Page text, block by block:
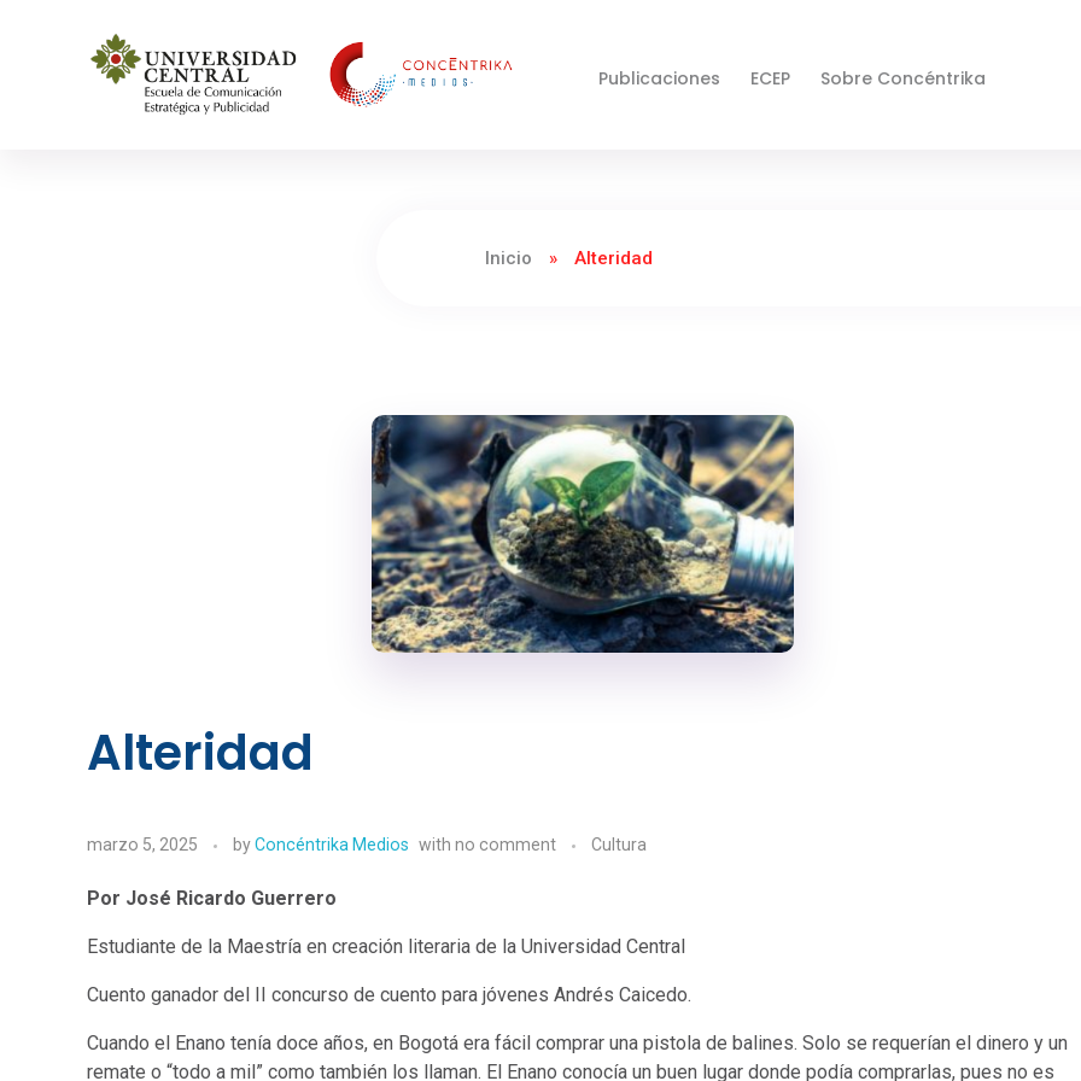
Publicaciones ECEP Sobre Concéntrika
Inicio » Alteridad
Alteridad
marzo 5, 2025 byConcéntrika Medios with no comment Cultura
Por José Ricardo Guerrero
Estudiante de la Maestría en creación literaria de la Universidad Central
Cuento ganador del II concurso de cuento para jóvenes Andrés Caicedo.
Cuando el Enano tenía doce años, en Bogotá era fácil comprar una pistola de balines. Solo se requerían el dinero y un
remate o “todo a mil” como también los llaman. El Enano conocía un buen lugar donde podía comprarlas, pues no es